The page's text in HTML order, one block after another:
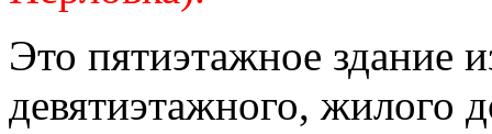
Это пятиэтажное здание
девятиэтажного, жилого